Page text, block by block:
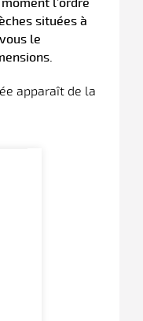
l’ordre
situées à
le
apparaît de la